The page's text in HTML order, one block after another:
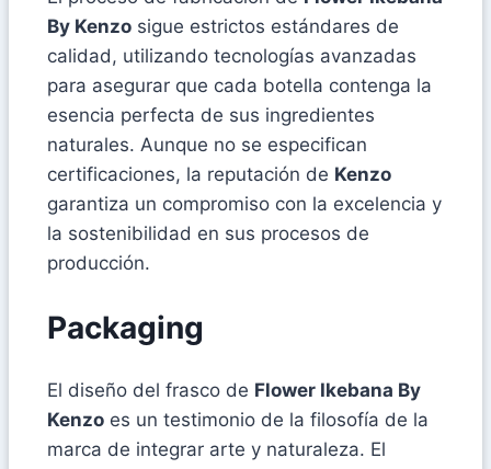
By Kenzo sigue estrictos estándares de
calidad, utilizando tecnologías avanzadas
para asegurar que cada botella contenga la
esencia perfecta de sus ingredientes
naturales. Aunque no se especifican
certificaciones, la reputación de Kenzo
garantiza un compromiso con la excelencia y
la sostenibilidad en sus procesos de
producción.
Packaging
El diseño del frasco de Flower Ikebana By
Kenzo es un testimonio de la filosofía de la
marca de integrar arte y naturaleza. El